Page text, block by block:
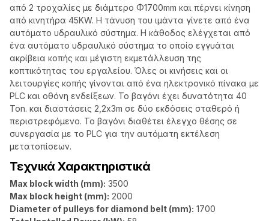
από 2 τροχαλίες με διάμτερο Φ1700mm και πέρνει κίνηση
από κινητήρα 45KW. Η τάνυση του ιμάντα γίνετε από ένα
αυτόματο υδραυλικό σύστημα. Η κάθοδος ελέγχεται από
ένα αυτόματο υδραυλικό σύστημα το οποίο εγγυάται
ακρίβεια κοπής και μέγιστη εκμετάλλευση της
κοπτικότητας του εργαλείου. Όλες οι κινήσεις και οι
λειτουργίες κοπής γίνονται από ένα ηλεκτρονικό πίνακα με
PLC και οθόνη ενδείξεων. Το βαγόνι έχει δυνατότητα 40
Ton. και διαστάσεις 2,2x3m σε δύο εκδόσεις σταθερό ή
περιστρεφόμενο. Το βαγόνι διαθέτει έλεγχο θέσης σε
συνεργασία με το PLC για την αυτόματη εκτέλεση
μετατοπίσεων.
Τεχνικά Χαρακτηριστικά
Max block width (mm): 3500
Max block height (mm): 2000
Diameter of pulleys for diamond belt (mm): 1700